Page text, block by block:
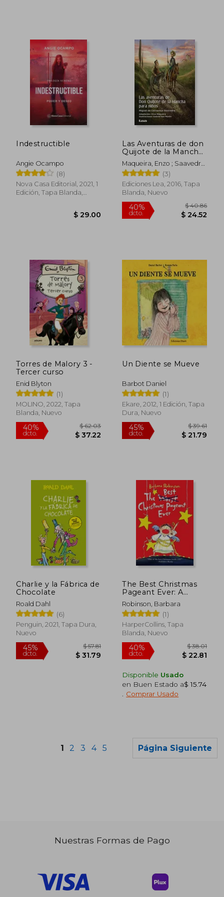
45%
dcto.
45%
dcto. $ 11.65
45%
dcto. $
45%
dcto.
$ 38.31
Indestructible
Angie Ocampo
(8)
Nova Casa Editorial, 2021, 1
Edición, Tapa Blanda,
$ 29.00
Las Aventuras de don
Quijote de la Mancha
Para Niños
Maqueira, Enzo ; Saavedra,
Miguel De Cervantes
(3)
Ediciones Lea, 2016, Tapa
Blanda, Nuevo
Torres de Malory 3 -
Tercer curso
Enid Blyton
(1)
MOLINO, 2022, Tapa
Blanda, Nuevo
Un Diente se Mueve
Barbot Daniel
(1)
Ekare, 2012, 1 Edición, Tapa
Dura, Nuevo
Charlie y la Fábrica de
Chocolate
Roald Dahl
(6)
Penguin, 2021, Tapa Dura,
Nuevo
The Best Christmas
Pageant Ever: A
Christmas Holiday
Book for Kids (en
Inglés)
Robinson, Barbara
(1)
HarperCollins, Tapa
Blanda, Nuevo
Disponible Usado
en Buen Estado a$ 15.74
Comprar Usado
1 2 3 4 5 Página Siguiente
Nuestras Formas de Pago